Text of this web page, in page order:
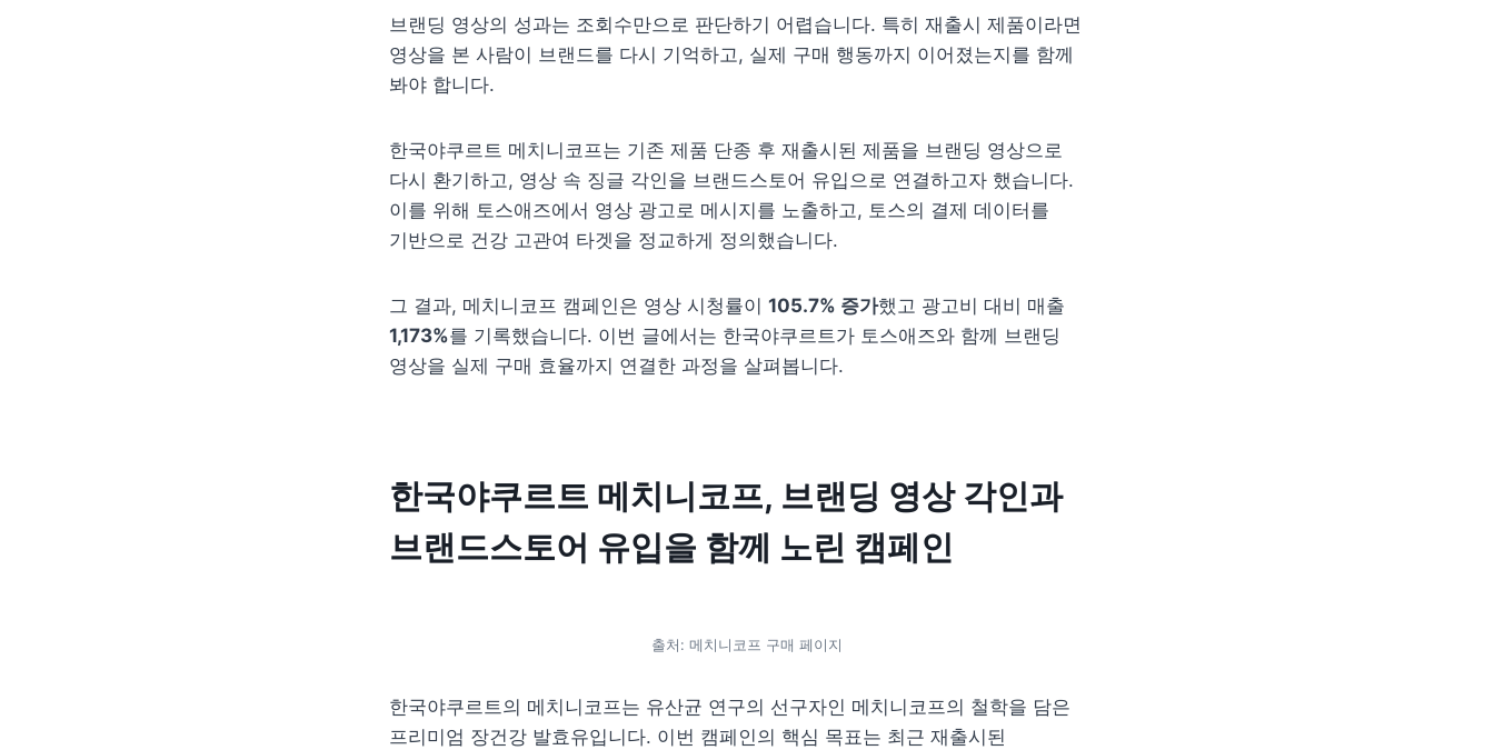
브랜딩 영상의 성과는 조회수만으로 판단하기 어렵습니다. 특히 재출시 제품이라면
영상을 본 사람이 브랜드를 다시 기억하고, 실제 구매 행동까지 이어졌는지를 함께
봐야 합니다.
한국야쿠르트 메치니코프는 기존 제품 단종 후 재출시된 제품을 브랜딩 영상으로
다시 환기하고, 영상 속 징글 각인을 브랜드스토어 유입으로 연결하고자 했습니다.
이를 위해 토스애즈에서 영상 광고로 메시지를 노출하고, 토스의 결제 데이터를
기반으로 건강 고관여 타겟을 정교하게 정의했습니다.
그 결과, 메치니코프 캠페인은 영상 시청률이 105.7% 증가
1,173%를 기록했습니다. 이번 글에서는 한국야쿠르트가 토스애즈와 함께 브랜딩
영상을 실제 구매 효율까지 연결한 과정을 살펴봅니다.
한국야쿠르트 메치니코프, 브랜딩 영상 각인과
브랜드스토어 유입을 함께 노린 캠페인
출처: 메치니코프 구매 페이지
한국야쿠르트의 메치니코프는 유산균 연구의 선구자인 메치니코프의 철학을 담은
프리미엄 장건강 발효유입니다. 이번 캠페인의 핵심 목표는 최근 재출시된